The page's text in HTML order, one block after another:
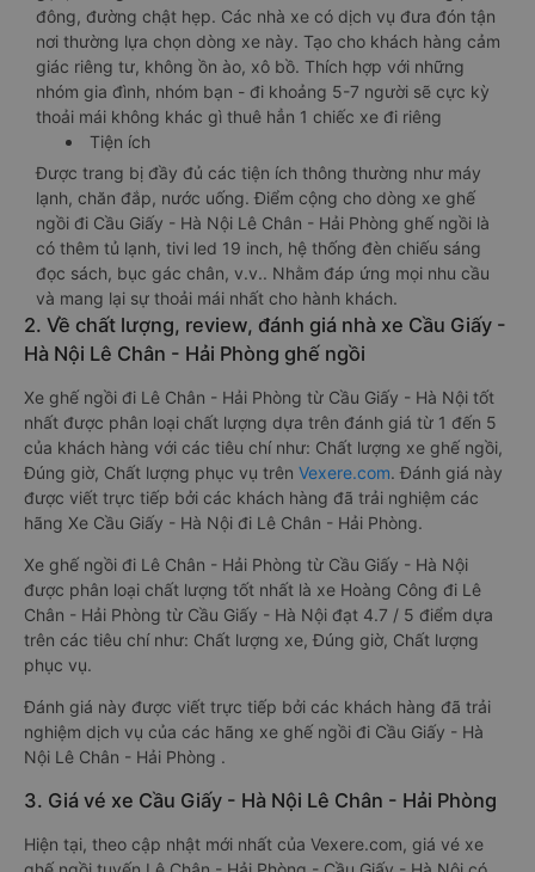
đông, đường chật hẹp. Các nhà xe có dịch vụ đưa đón tận
nơi thường lựa chọn dòng xe này. Tạo cho khách hàng cảm
giác riêng tư, không ồn ào, xô bồ. Thích hợp với những
nhóm gia đình, nhóm bạn - đi khoảng 5-7 người sẽ cực kỳ
thoải mái không khác gì thuê hẳn 1 chiếc xe đi riêng
Tiện ích
Được trang bị đầy đủ các tiện ích thông thường như máy
lạnh, chăn đắp, nước uống. Điểm cộng cho dòng xe ghế
ngồi đi Cầu Giấy - Hà Nội Lê Chân - Hải Phòng ghế ngồi là
có thêm tủ lạnh, tivi led 19 inch, hệ thống đèn chiếu sáng
đọc sách, bục gác chân, v.v.. Nhằm đáp ứng mọi nhu cầu
và mang lại sự thoải mái nhất cho hành khách.
2. Về chất lượng, review, đánh giá nhà xe Cầu Giấy -
Hà Nội Lê Chân - Hải Phòng ghế ngồi
Xe ghế ngồi đi Lê Chân - Hải Phòng từ Cầu Giấy - Hà Nội tốt
nhất được phân loại chất lượng dựa trên đánh giá từ 1 đến 5
của khách hàng với các tiêu chí như: Chất lượng xe ghế ngồi,
Đúng giờ, Chất lượng phục vụ trên Vexere.com. Đánh giá này
được viết trực tiếp bởi các khách hàng đã trải nghiệm các
hãng Xe Cầu Giấy - Hà Nội đi Lê Chân - Hải Phòng.
Xe ghế ngồi đi Lê Chân - Hải Phòng từ Cầu Giấy - Hà Nội
được phân loại chất lượng tốt nhất là xe Hoàng Công đi Lê
Chân - Hải Phòng từ Cầu Giấy - Hà Nội đạt 4.7 / 5 điểm dựa
trên các tiêu chí như: Chất lượng xe, Đúng giờ, Chất lượng
phục vụ.
Đánh giá này được viết trực tiếp bởi các khách hàng đã trải
nghiệm dịch vụ của các hãng xe ghế ngồi đi Cầu Giấy - Hà
Nội Lê Chân - Hải Phòng .
3. Giá vé xe Cầu Giấy - Hà Nội Lê Chân - Hải Phòng
Hiện tại, theo cập nhật mới nhất của Vexere.com, giá vé xe